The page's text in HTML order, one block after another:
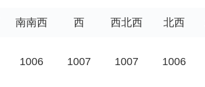
南南西 西 西北西 北西
1006 1007 1007 1006